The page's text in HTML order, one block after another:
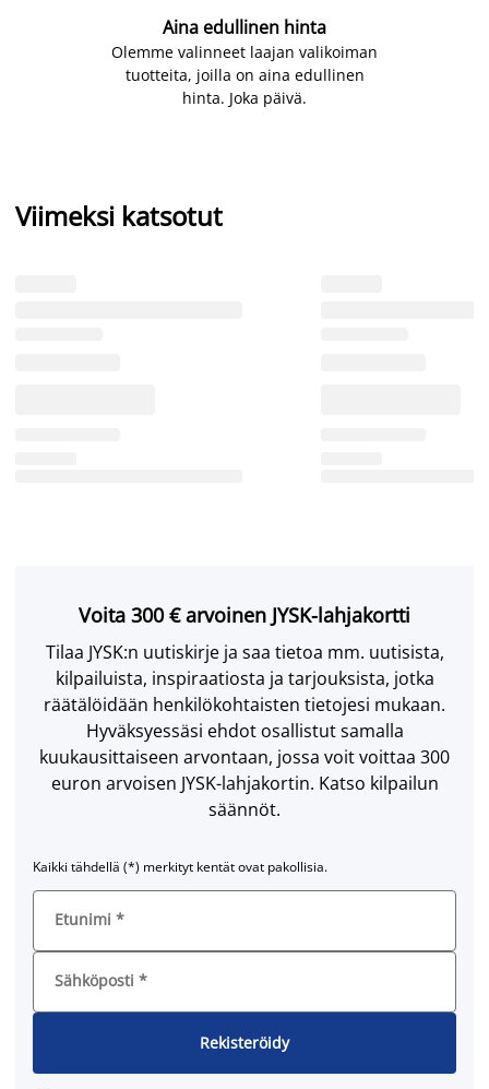
Aina edullinen hinta
Olemme valinneet laajan valikoiman
tuotteita, joilla on aina edullinen
hinta. Joka päivä.
Viimeksi katsotut
Voita 300 € arvoinen JYSK-lahjakortti
Tilaa JYSK:n uutiskirje ja saa tietoa mm. uutisista,
kilpailuista, inspiraatiosta ja tarjouksista, jotka
räätälöidään henkilökohtaisten tietojesi mukaan.
Hyväksyessäsi ehdot osallistut samalla
kuukausittaiseen arvontaan, jossa voit voittaa 300
euron arvoisen JYSK-lahjakortin. Katso kilpailun
säännöt.
Kaikki tähdellä (*) merkityt kentät ovat pakollisia.
Etunimi *
Sähköposti *
Rekisteröidy